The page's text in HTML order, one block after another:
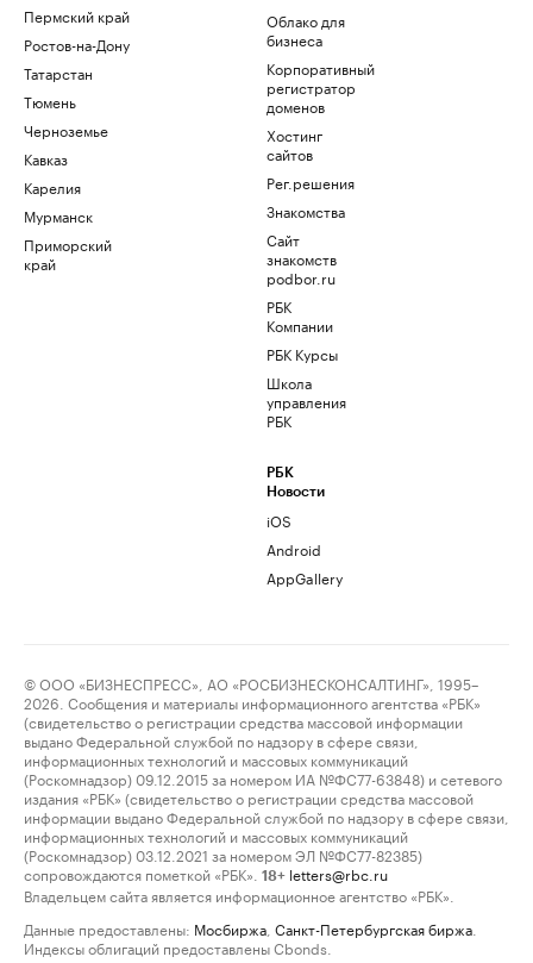
Пермский край
Ростов-на-Дону
Татарстан
Тюмень
Черноземье
Кавказ
Карелия
Мурманск
Приморский
край
Облако для
бизнеса
Корпоративный
регистратор
доменов
Хостинг
сайтов
Рег.решения
Знакомства
Сайт
знакомств
podbor.ru
РБК
Компании
РБК Курсы
Школа
управления
РБК
РБК
Новости
iOS
Android
AppGallery
© ООО «БИЗНЕСПРЕСС», АО «РОСБИЗНЕСКОНСАЛТИНГ», 1995–
2026. Сообщения и материалы информационного агентства «РБК»
(свидетельство о регистрации средства массовой информации
выдано Федеральной службой по надзору в сфере связи,
информационных технологий и массовых коммуникаций
(Роскомнадзор) 09.12.2015 за номером ИА №ФС77-63848) и сетевого
издания «РБК» (свидетельство о регистрации средства массовой
информации выдано Федеральной службой по надзору в сфере связи,
информационных технологий и массовых коммуникаций
(Роскомнадзор) 03.12.2021 за номером ЭЛ №ФС77-82385)
сопровождаются пометкой «РБК».
18+ letters@rbc.ru
Владельцем сайта является информационное агентство «РБК».
Данные предоставлены: Мосбиржа Санкт-Петербургская биржа
Индексы облигаций предоставлены Cbonds.